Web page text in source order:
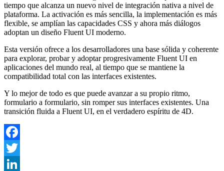
tiempo que alcanza un nuevo nivel de integración nativa a nivel de
plataforma. La activación es más sencilla, la implementación es más
flexible, se amplían las capacidades CSS y ahora más diálogos
adoptan un diseño Fluent UI moderno.
Esta versión ofrece a los desarrolladores una base sólida y coherente
para explorar, probar y adoptar progresivamente Fluent UI en
aplicaciones del mundo real, al tiempo que se mantiene la
compatibilidad total con las interfaces existentes.
Y lo mejor de todo es que puede avanzar a su propio ritmo,
formulario a formulario, sin romper sus interfaces existentes. Una
transición fluida a Fluent UI, en el verdadero espíritu de 4D.
Facebook
Twitter